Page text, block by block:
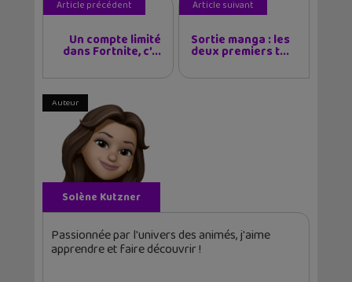
Article précédent
Un compte limité
dans Fortnite, c’...
Article suivant
Sortie manga : les
deux premiers t...
Auteur
Solène Kutzner
Passionnée par l'univers des animés, j'aime
apprendre et faire découvrir !